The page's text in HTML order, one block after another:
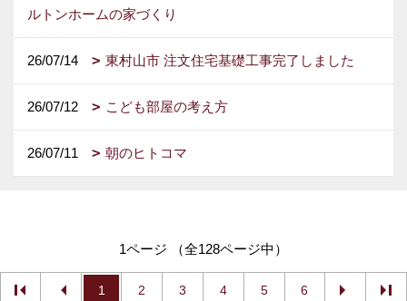
ルトンホームの家づくり
26/07/14 東村山市 注文住宅基礎工事完了しました
26/07/12 こども部屋の考え方
26/07/11 朝のヒトコマ
1ページ （全128ページ中）
1 2 3 4 5 6